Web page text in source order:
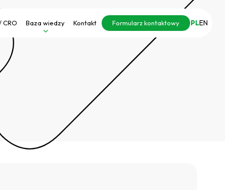
CRO Baza wiedzy Kontakt Formularz kontaktowy PLEN